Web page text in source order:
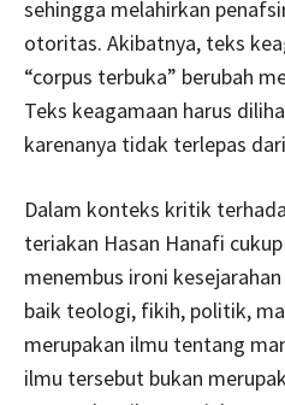
sehingga melahirkan
otoritas. Akibatnya, teks
“corpus terbuka” berubah
Teks keagamaan harus
karenanya tidak terlepas
Dalam konteks kritik
teriakan Hasan Hanafi
menembus ironi
baik teologi, fikih, politik,
merupakan ilmu tentang
ilmu tersebut bukan